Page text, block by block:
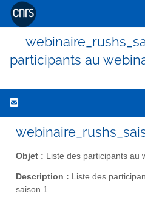
participants au
Objet : Liste des participants au
Description : Liste des
saison 1